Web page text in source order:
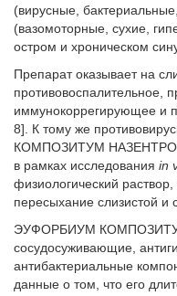
(вирусные,
(вазомоторные, сухие,
остром и хроническом
Препарат оказывает на
противовоспалительное,
иммунокоррегирующее и
8]. К тому же
КОМПОЗИТУМ
в рамках исследования in
физиологический
пересыхание слизистой и
ЭУФОРБИУМ
сосудосуживающие,
антибактериальные
данные о том, что его